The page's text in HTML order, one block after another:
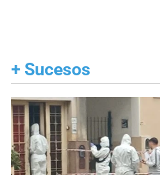
+ Sucesos